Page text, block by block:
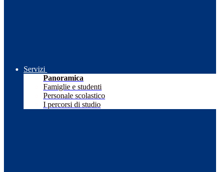
Servizi
Panoramica
Famiglie e studenti
Personale scolastico
I percorsi di studio